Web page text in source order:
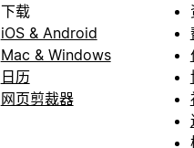
下载
iOS & Android
Mac & Windows
日历
网页剪裁器